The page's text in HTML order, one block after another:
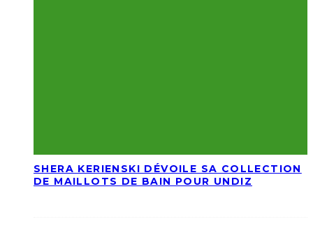
SHERA KERIENSKI DÉVOILE SA COLLECTION
DE MAILLOTS DE BAIN POUR UNDIZ